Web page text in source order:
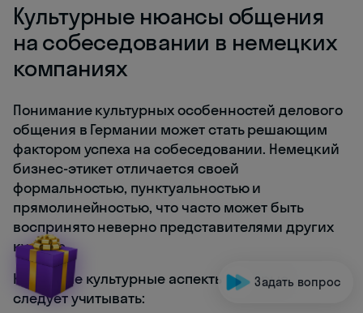
Культурные нюансы общения
на собеседовании в немецких
компаниях
Понимание культурных особенностей делового
общения в Германии может стать решающим
фактором успеха на собеседовании. Немецкий
бизнес-этикет отличается своей
формальностью, пунктуальностью и
прямолинейностью, что часто может быть
воспринято неверно представителями других
культур.
Ключевые культурные аспекты, которые
следует учитывать:
Задать вопрос